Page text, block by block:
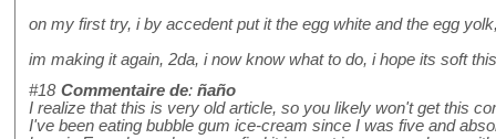
on my first try, i by accedent put it the egg white and the egg
im making it again, 2da, i now know what to do, i hope its soft
#18 Commentaire de: ñaño
I realize that this is very old article, so you likely won't get this
I've been eating bubble gum ice-cream since I was five and